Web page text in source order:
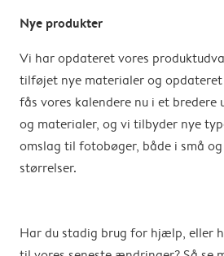
Nye produkter
Vi har opdateret vores
tilføjet nye materialer og opdateret
fås vores kalendere nu i et
og materialer, og vi tilbyder nye
omslag til fotobøger, både i små
størrelser.
Har du stadig brug for hjælp, eller